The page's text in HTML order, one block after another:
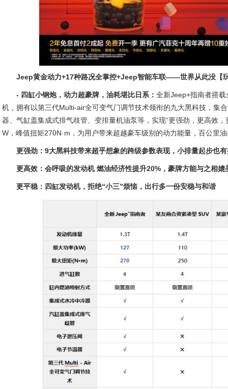
Jeep黄金动力+17种路况全掌控+Jeep智能车联——世界从此没【
- 四缸小钢炮，动力超豪牌，油耗堪比日系：全新Jeep+指南者搭
机，拥有以第三代Multi-air全可变气门调节技术领衔的九大黑科技，集
器、气缸盖集成式排气歧管、变排量机油泵等，实现“更强劲，更高效
W，峰值扭矩270N·m，为用户带来超越豪车级别的动力能量，百公里
更强劲：9大黑科技带来超乎想象的跨级参数表现，小排量起步也
更高效：会呼吸的发动机 燃油经济性提升20%，豪牌方能与之相媲
更平稳：四缸发动机，拒绝“小三”烦恼，出行多一份安稳与和谐